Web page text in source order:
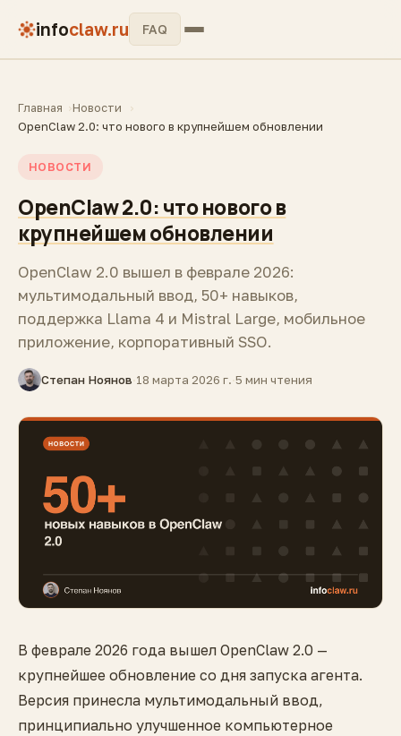
infoclaw.ru FAQ
Главная
Новости
OpenClaw 2.0: что нового в крупнейшем обновлении
НОВОСТИ
OpenClaw 2.0: что нового в
крупнейшем обновлении
OpenClaw 2.0 вышел в феврале 2026:
мультимодальный ввод, 50+ навыков,
поддержка Llama 4 и Mistral Large, мобильное
приложение, корпоративный SSO.
Степан Ноянов·18 марта 2026 г.·5 мин чтения
В феврале 2026 года вышел OpenClaw 2.0 —
крупнейшее обновление со дня запуска агента.
Версия принесла мультимодальный ввод,
принципиально улучшенное компьютерное